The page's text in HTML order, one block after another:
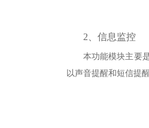
2、信息监控
本功能模块主要
以声音提醒和短信提